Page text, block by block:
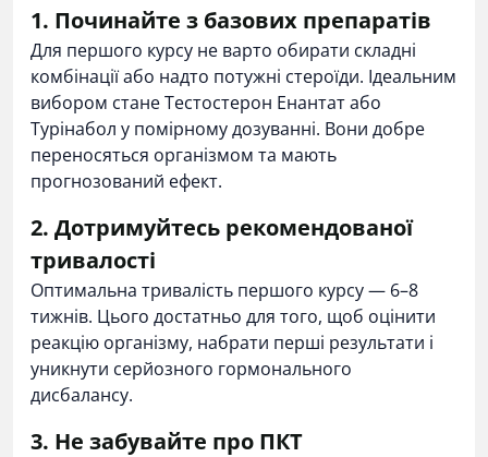
1. Починайте з базових препаратів
Для першого курсу не варто обирати складні
комбінації або надто потужні стероїди. Ідеальним
вибором станеТестостерон Енантатабо
Турінабол у помірному дозуванні. Вони добре
переносяться організмом та мають
прогнозований ефект.
2. Дотримуйтесь рекомендованої
тривалості
Оптимальна тривалість першого курсу — 6–8
тижнів. Цього достатньо для того, щоб оцінити
реакцію організму, набрати перші результати і
уникнути серйозного гормонального
дисбалансу.
3. Не забувайте про ПКТ